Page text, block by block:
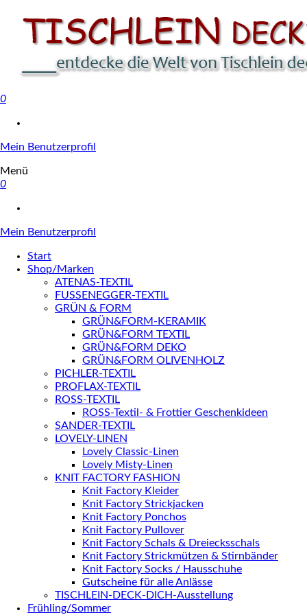
0
Mein Benutzerprofil
Menü
0
Mein Benutzerprofil
Start
Shop/Marken
ATENAS-TEXTIL
FUSSENEGGER-TEXTIL
GRÜN & FORM
GRÜN&FORM-KERAMIK
GRÜN&FORM TEXTIL
GRÜN&FORM DEKO
GRÜN&FORM OLIVENHOLZ
PICHLER-TEXTIL
PROFLAX-TEXTIL
ROSS-TEXTIL
ROSS-Textil- & Frottier Geschenkideen
SANDER-TEXTIL
LOVELY-LINEN
Lovely Classic-Linen
Lovely Misty-Linen
KNIT FACTORY FASHION
Knit Factory Kleider
Knit Factory Strickjacken
Knit Factory Ponchos
Knit Factory Pullover
Knit Factory Schals & Dreiecksschals
Knit Factory Strickmützen & Stirnbänder
Knit Factory Socks / Hausschuhe
Gutscheine für alle Anlässe
TISCHLEIN-DECK-DICH-Ausstellung
Frühling/Sommer